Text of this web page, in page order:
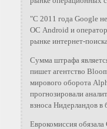
"С 2011 года Google
ОС Android и
рынке интернет-
Сумма штрафа
пишет агентство
мирового оборота
прогнозировали
взноса Нидерландов в
Еврокомиссия